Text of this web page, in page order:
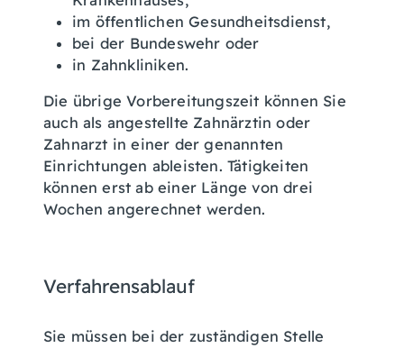
im öffentlichen Gesundheitsdienst,
bei der Bundeswehr oder
in Zahnkliniken.
Die übrige Vorbereitungszeit können Sie
auch als angestellte Zahnärztin oder
Zahnarzt in einer der genannten
Einrichtungen ableisten. Tätigkeiten
können erst ab einer Länge von drei
Wochen angerechnet werden.
Verfahrensablauf
Sie müssen bei der zuständigen Stelle